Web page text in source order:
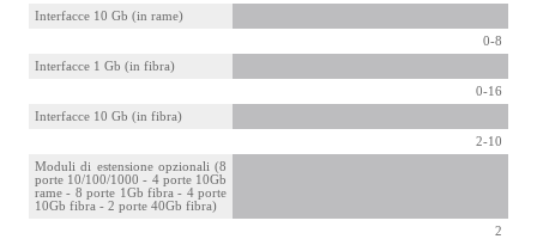
Interfacce 10 Gb (in rame)
0-8
Interfacce 1 Gb (in fibra)
0-16
Interfacce 10 Gb (in fibra)
2-10
Moduli di estensione opzionali (8
porte 10/100/1000 - 4 porte 10Gb
rame - 8 porte 1Gb fibra - 4 porte
10Gb fibra - 2 porte 40Gb fibra)
2